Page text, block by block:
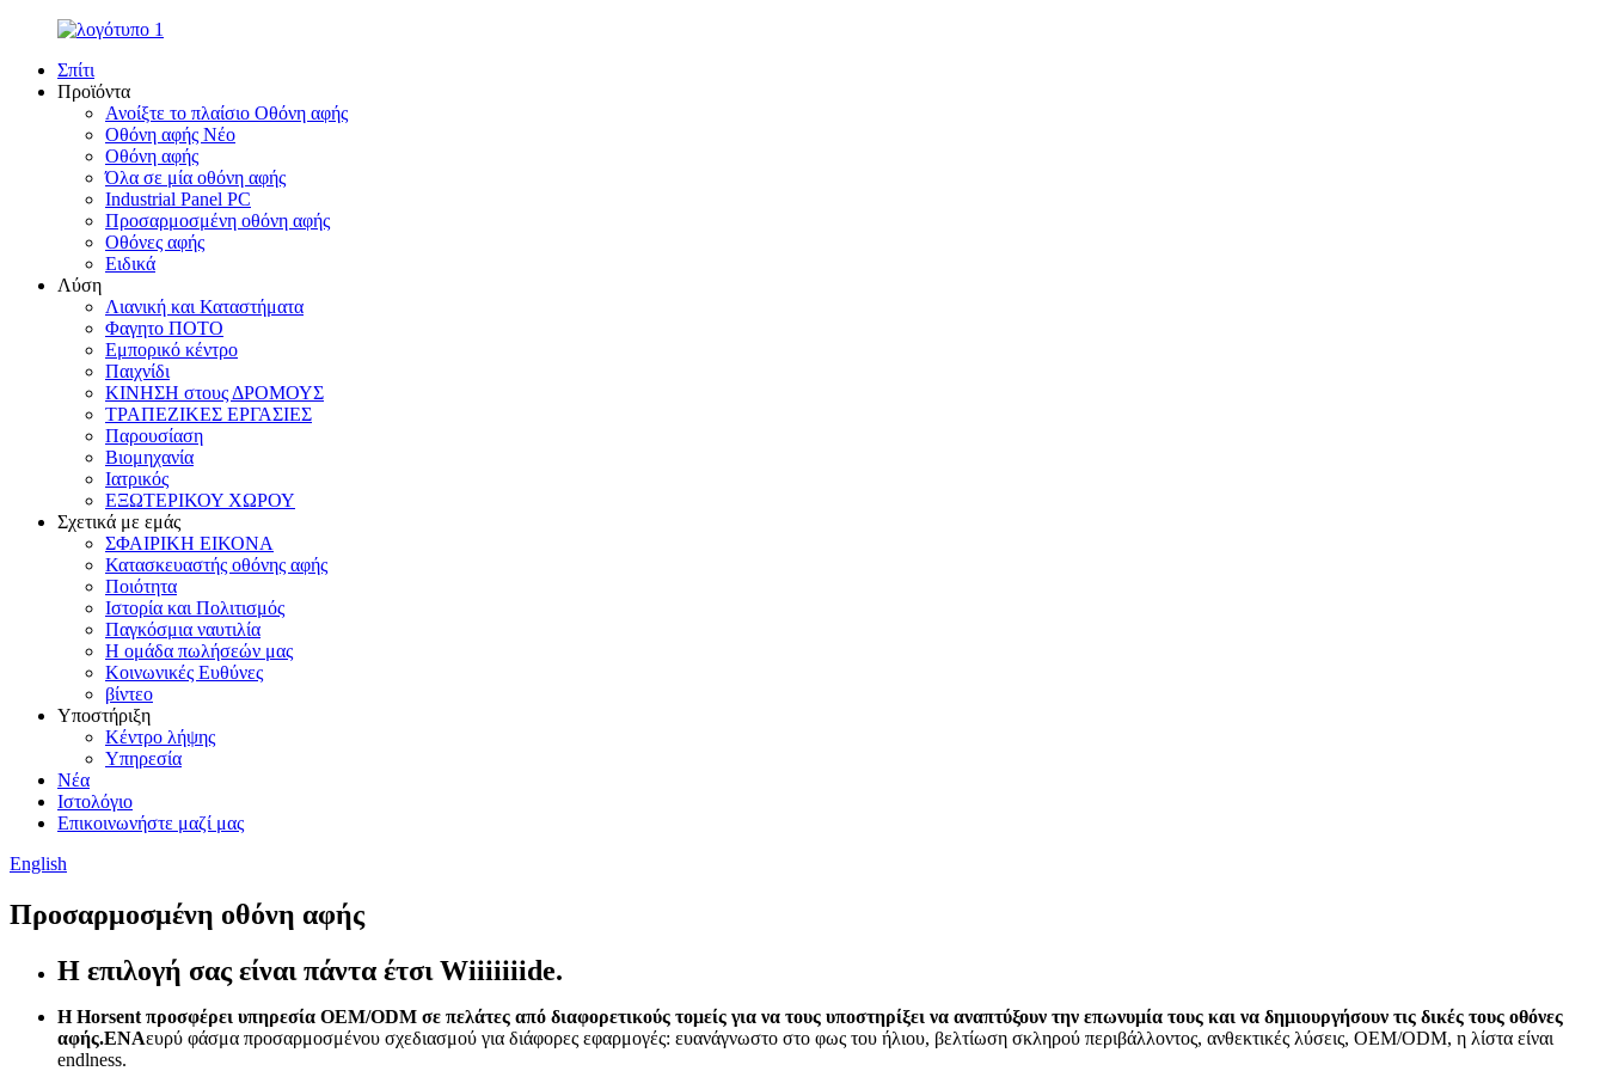
Σπίτι
Προϊόντα
Ανοίξτε το πλαίσιο Οθόνη αφής
Οθόνη αφής Νέο
Οθόνη αφής
Όλα σε μία οθόνη αφής
Industrial Panel PC
Προσαρμοσμένη οθόνη αφής
Οθόνες αφής
Ειδικά
Λύση
Λιανική και Καταστήματα
Φαγητο ΠΟΤΟ
Εμπορικό κέντρο
Παιχνίδι
ΚΙΝΗΣΗ στους ΔΡΟΜΟΥΣ
ΤΡΑΠΕΖΙΚΕΣ ΕΡΓΑΣΙΕΣ
Παρουσίαση
Βιομηχανία
Ιατρικός
ΕΞΩΤΕΡΙΚΟΥ ΧΩΡΟΥ
Σχετικά με εμάς
ΣΦΑΙΡΙΚΗ ΕΙΚΟΝΑ
Κατασκευαστής οθόνης αφής
Ποιότητα
Ιστορία και Πολιτισμός
Παγκόσμια ναυτιλία
Η ομάδα πωλήσεών μας
Κοινωνικές Ευθύνες
βίντεο
Υποστήριξη
Κέντρο λήψης
Υπηρεσία
Νέα
Ιστολόγιο
Επικοινωνήστε μαζί μας
English
Προσαρμοσμένη οθόνη αφής
Η επιλογή σας είναι πάντα έτσι Wiiiiiiide.
Η Horsent προσφέρει υπηρεσία OEM/ODM σε πελάτες από διαφορετικούς τομείς για να τους υποστηρίξει να αναπτύξουν την επωνυμία τους και να δημιουργήσουν τις δικές τους οθόνες
αφής.ΕΝΑευρύ φάσμα προσαρμοσμένου σχεδιασμού για διάφορες εφαρμογές: ευανάγνωστο στο φως του ήλιου, βελτίωση σκληρού περιβάλλοντος, ανθεκτικές λύσεις, OEM/ODM, η λίστα είναι
endlness.